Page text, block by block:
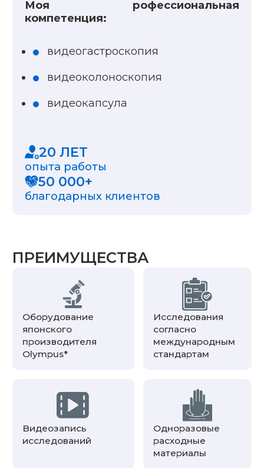
Моя рофессиональная
компетенция:
видеогастроскопия
видеоколоноскопия
видеокапсула
20 ЛЕТ
опыта работы
50 000+
благодарных клиентов
ПРЕИМУЩЕСТВА
Оборудование
японского
производителя
Olympus*
Исследования
согласно
международным
стандартам
Видеозапись
исследований
Одноразовые
расходные
материалы